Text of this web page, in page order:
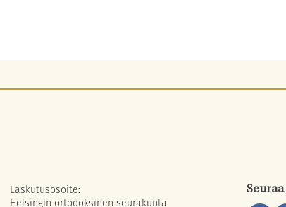
Laskutusosoite:
Helsingin ortodoksinen seurakunta